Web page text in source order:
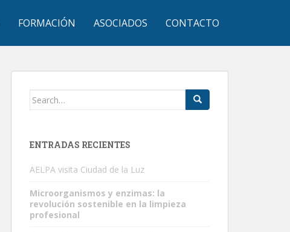
FORMACIÓN ASOCIADOS CONTACTO
Search
ENTRADAS RECIENTES
AELPA visita Ciudad de la Luz
Microorganismos y enzimas: la
revolución sostenible en la limpieza
profesional